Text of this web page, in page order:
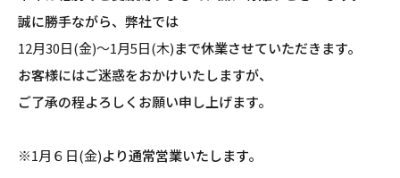
誠に勝手ながら、弊社では
12月30日(金)～1月5日(木)まで休業させていただきます。
お客様にはご迷惑をおかけいたしますが、
ご了承の程よろしくお願い申し上げます。
※1月６日(金)より通常営業いたします。